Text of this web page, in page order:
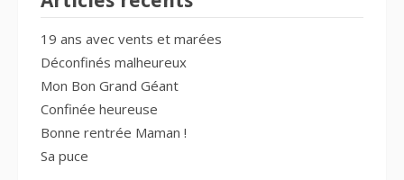
19 ans avec vents et marées
Déconfinés malheureux
Mon Bon Grand Géant
Confinée heureuse
Bonne rentrée Maman !
Sa puce